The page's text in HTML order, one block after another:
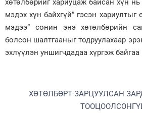
мэдэх хүн байхгүй” гэсэн хариултыг
мэдээ” сонин энэ хөтөлбөрийн
болсон шалтгааныг тодруулахаар
эхлүүлэн уншигчдадаа хүргэж
ХӨТӨЛБӨРТ ЗАРЦУУЛСАН